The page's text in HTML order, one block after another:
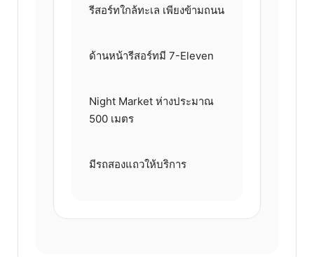
รีสอร์ทใกล้ทะเล เพียงข้ามถนน
ด้านหน้ารีสอร์ทมี 7-Eleven
Night Market ห่างประมาณ
500 เมตร
มีรถสองแถวให้บริการ